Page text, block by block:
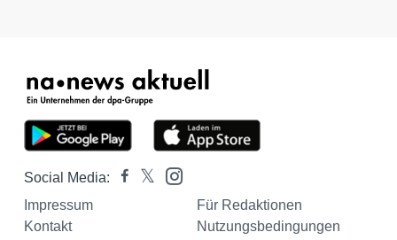
Social Media:
Impressum
Für Redaktionen
Kontakt
Nutzungsbedingungen